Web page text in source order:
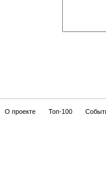
О проекте Топ-100